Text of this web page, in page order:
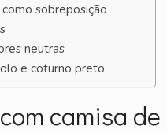
sobreposição
neutras
e coturno preto
camisa